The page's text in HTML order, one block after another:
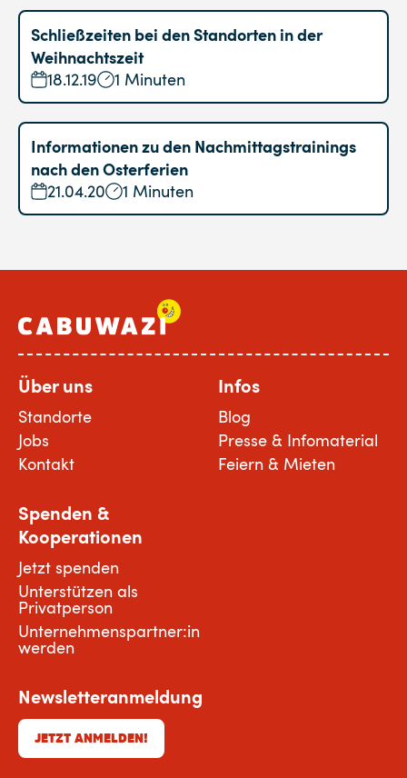
Schließzeiten bei den Standorten in der
Weihnachtszeit
18.12.19 1 Minuten
Informationen zu den Nachmittagstrainings
nach den Osterferien
21.04.20 1 Minuten
Über uns
Standorte
Jobs
Kontakt
Infos
Blog
Presse & Infomaterial
Feiern & Mieten
Spenden &
Kooperationen
Jetzt spenden
Unterstützen als
Privatperson
Unternehmenspartner:in
werden
Newsletteranmeldung
JETZT ANMELDEN!